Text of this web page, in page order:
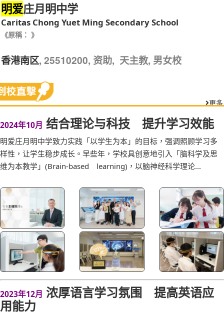
明爱庄月明中学
Caritas Chong Yuet Ming Secondary School
《原稱： 》
香港南区, 25510200, 资助, 天主教, 男女校
更多
2024年10月 结合理论与科技 提升学习效能
明爱庄月明中学致力实践「以学生为本」的目标，强调照顾学习多
样性，让学生稳步成长。早些年，学校具创意地引入「脑科学及思
维为本教学」(Brain-based learning)，以脑神经科学理论...
2023年12月 浓厚语言学习氛围 提高英语应
用能力